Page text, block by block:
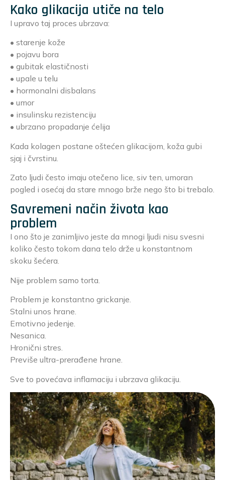
Kako glikacija utiče na telo
I upravo taj proces ubrzava:
• starenje kože
• pojavu bora
• gubitak elastičnosti
• upale u telu
• hormonalni disbalans
• umor
• insulinsku rezistenciju
• ubrzano propadanje ćelija
Kada kolagen postane oštećen glikacijom, koža gubi
sjaj i čvrstinu.
Zato ljudi često imaju otečeno lice, siv ten, umoran
pogled i osećaj da stare mnogo brže nego što bi trebalo.
Savremeni način života kao
problem
I ono što je zanimljivo jeste da mnogi ljudi nisu svesni
koliko često tokom dana telo drže u konstantnom
skoku šećera.
Nije problem samo torta.
Problem je konstantno grickanje.
Stalni unos hrane.
Emotivno jedenje.
Nesanica.
Hronični stres.
Previše ultra-prerađene hrane.
Sve to povećava inflamaciju i ubrzava glikaciju.